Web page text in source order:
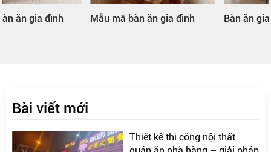
Mẫu mã bàn ăn gia đình Bàn ăn gia đình hình tròn
Bài viết mới
Thiết kế thi công nội thất